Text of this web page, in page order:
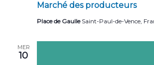
Marché des producteurs
Place de Gaulle Saint-Paul-de-Vence,
MER
10